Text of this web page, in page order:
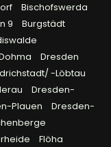
Bischofswerda
9
Burgstädt
Dresden
-Löbtau
Dresden-
Plauen
Dresden-
Flöha